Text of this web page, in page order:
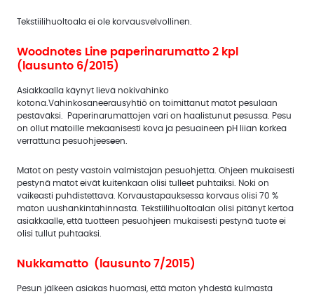
Tekstiilihuoltoala ei ole korvausvelvollinen.
Woodnotes Line paperinarumatto 2 kpl
(lausunto 6/2015)
Asiakkaalla käynyt lievä nokivahinko
kotona.Vahinkosaneerausyhtiö on toimittanut matot pesulaan
pestäväksi. Paperinarumattojen väri on haalistunut pesussa. Pesu
on ollut matoille mekaanisesti kova ja pesuaineen pH liian korkea
verrattuna pesuohjeeseen.
Matot on pesty vastoin valmistajan pesuohjetta. Ohjeen mukaisesti
pestynä matot eivät kuitenkaan olisi tulleet puhtaiksi. Noki on
vaikeasti puhdistettava. Korvaustapauksessa korvaus olisi 70 %
maton uushankintahinnasta. Tekstiilihuoltoalan olisi pitänyt kertoa
asiakkaalle, että tuotteen pesuohjeen mukaisesti pestynä tuote ei
olisi tullut puhtaaksi.
Nukkamatto (lausunto 7/2015)
Pesun jälkeen asiakas huomasi, että maton yhdestä kulmasta